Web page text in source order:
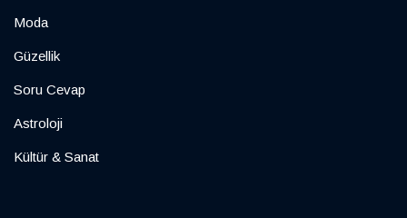
Moda
Güzellik
Soru Cevap
Astroloji
Kültür & Sanat